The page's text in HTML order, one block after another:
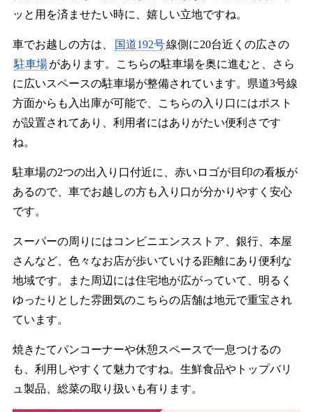
ッと用を済ませたい時に、嬉しい立地ですね。
車でお越しの方は、 国道192号線側に20台近くの広さの
駐車場があります。こちらの駐車場を奥に進むと、さら
に広いスペースの駐車場が整備されています。県道3号線
方面からも入出庫が可能で、こちらの入り口にはポスト
が設置されてあり、利用者にはありがたい便利さです
ね。
駐車場の2つの出入り口付近に、赤いロゴが目印の看板が
あるので、車でお越しの方も入り口が分かりやすく安心
です。
スーパーの周りにはコンビニエンスストア、銀行、本屋
さんなど、色々なお店が歩いていける距離にあり便利な
地域です。また周辺には住宅地が広がっていて、明るく
ゆったりとした雰囲気のこちらの店舗は地元で重宝され
ています。
焼きたてパンコーナーや休憩スペースで一息つけるの
も、利用しやすくて魅力ですね。生鮮食品やトップバリ
ュ製品、総菜の取り扱いも有ります。